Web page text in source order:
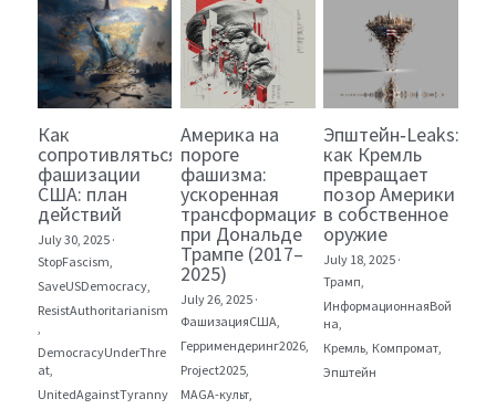
Как
сопротивляться
фашизации
США: план
действий
July 30, 2025 ·
StopFascism,
SaveUSDemocracy,
ResistAuthoritarianism
,
DemocracyUnderThre
at,
UnitedAgainstTyranny
Америка на
пороге
фашизма:
ускоренная
трансформация
при Дональде
Трампе (2017–
2025)
July 26, 2025 ·
ФашизацияСША,
Герримендеринг2026,
Project2025,
MAGA-культ,
Эпштейн‑Leaks:
как Кремль
превращает
позор Америки
в собственное
оружие
July 18, 2025 ·
Трамп,
ИнформационнаяВой
на,
Кремль, Компромат,
Эпштейн